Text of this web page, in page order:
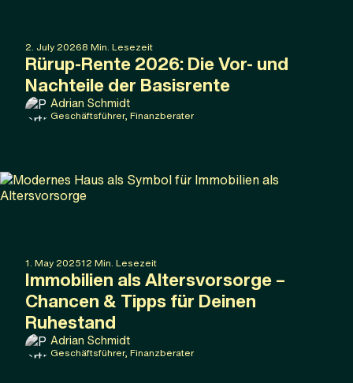
2. July 20268 Min. Lesezeit
Rürup-Rente 2026: Die Vor- und
Nachteile der Basisrente
Adrian Schmidt
Geschäftsführer, Finanzberater
1. May 202512 Min. Lesezeit
Immobilien als Altersvorsorge –
Chancen & Tipps für Deinen
Ruhestand
Adrian Schmidt
Geschäftsführer, Finanzberater